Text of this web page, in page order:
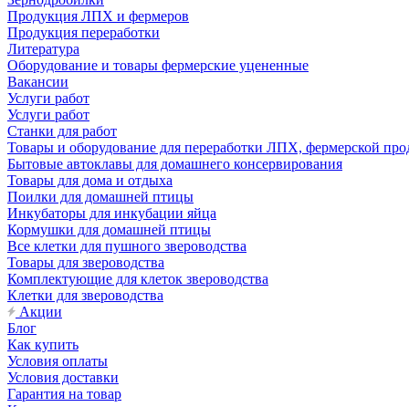
Продукция ЛПХ и фермеров
Продукция переработки
Литература
Оборудование и товары фермерские уцененные
Вакансии
Услуги работ
Услуги работ
Станки для работ
Товары и оборудование для переработки ЛПХ, фермерской
Бытовые автоклавы для домашнего консервирования
Товары для дома и отдыха
Поилки для домашней птицы
Инкубаторы для инкубации яйца
Кормушки для домашней птицы
Все клетки для пушного звероводства
Товары для звероводства
Комплектующие для клеток звероводства
Клетки для звероводства
Акции
Блог
Как купить
Условия оплаты
Условия доставки
Гарантия на товар